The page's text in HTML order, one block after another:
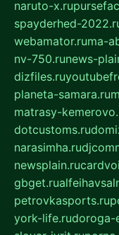
naruto-x.ru
spayderhed-
webamator.ruma-
nv-750.runews-
dizfiles.ru
planeta-samara.ru
matrasy-
dotcustoms.ru
narasimha.ru
newsplain.ru
gbget.ru
petrovkasports.ru
york-life.rudoroga-